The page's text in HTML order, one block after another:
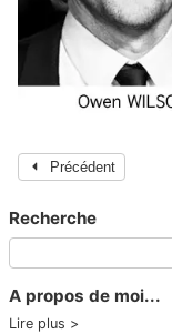
Précédent
Recherche
A propos de moi...
Lire plus